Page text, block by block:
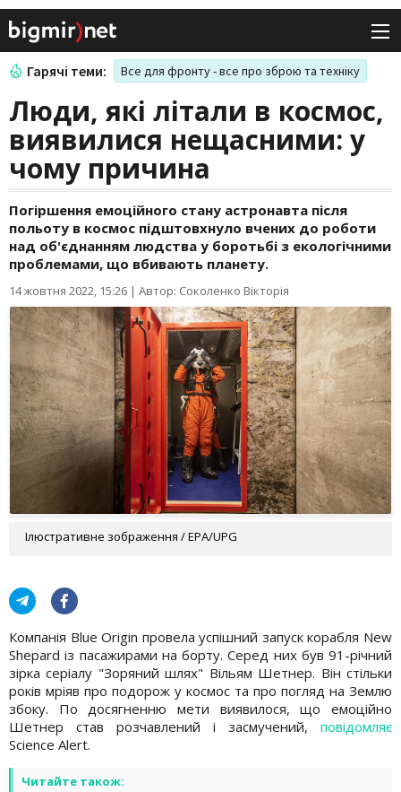
Гарячі теми: Все для фронту - все про зброю та техніку
Люди, які літали в космос,
виявилися нещасними: у
чому причина
Погіршення емоційного стану астронавта після
польоту в космос підштовхнуло вчених до роботи
над об'єднанням людства у боротьбі з екологічними
проблемами, що вбивають планету.
14 жовтня 2022, 15:26 | Автор: Соколенко Вікторія
Ілюстративне зображення / EPA/UPG
Компанія Blue Origin провела успішний запуск корабля New
Shepard із пасажирами на борту. Серед них був 91-річний
зірка серіалу "Зоряний шлях" Вільям Шетнер. Він стільки
років мріяв про подорож у космос та про погляд на Землю
збоку. По досягненню мети виявилося, що емоційно
Шетнер став розчавлений і засмучений, повідомляє
Science Alert.
Читайте також: